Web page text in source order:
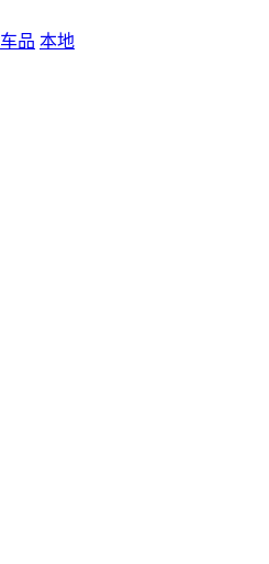
车品 本地